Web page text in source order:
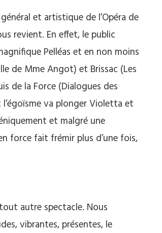
et artistique de l’Opéra de
revient. En effet, le public
Pelléas et en non moins
de Mme Angot) et Brissac (Les
de la Force (Dialogues des
va plonger Violetta et
et malgré une
force fait frémir plus d’une fois,
autre spectacle. Nous
vibrantes, présentes, le